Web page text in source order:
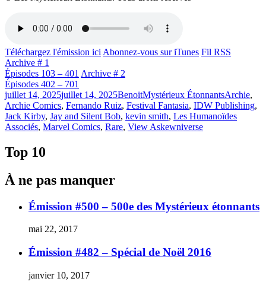
Téléchargez l'émission ici Abonnez-vous sur iTunes Fil RSS
Archive # 1
Épisodes 103 – 401 Archive # 2
Épisodes 402 – 701
Publié
le
juillet 14, 2025juillet 14, 2025BenoitCatégories
Mystérieux ÉtonnantsÉtiquettes
Archie,
Archie Comics, Fernando Ruiz, Festival Fantasia, IDW Publishing,
Jack Kirby, Jay and Silent Bob, kevin smith, Les Humanoïdes
Associés, Marvel Comics, Rare, View Askewniverse
Top 10
À ne pas manquer
Émission #500 – 500e des Mystérieux étonnants
mai 22, 2017
Émission #482 – Spécial de Noël 2016
janvier 10, 2017